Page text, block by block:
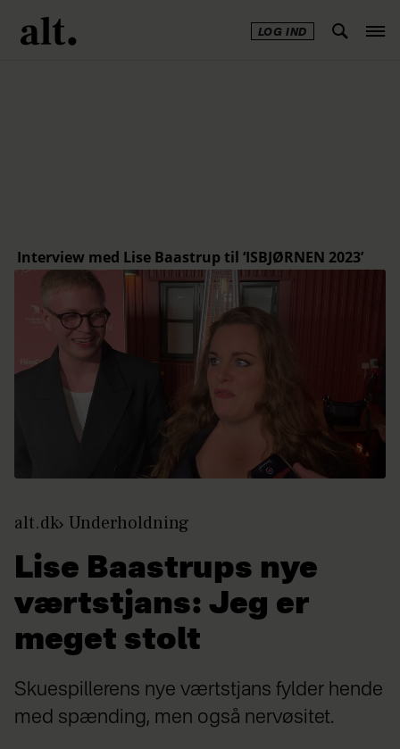
LOG IND
alt.dk Underholdning
Lise Baastrups nye
værtstjans: Jeg er
meget stolt
Skuespillerens nye værtstjans fylder hende
med spænding, men også nervøsitet.